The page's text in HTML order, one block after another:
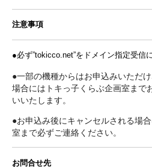
注意事項
●必ず”tokicco.net”をドメイン指定受信
●一部の機種からはお申込みいただ
場合にはトキっ子くらぶ企画室まで
いいたします。
●お申込み後にキャンセルされる場
室まで必ずご連絡ください。
お問合せ先